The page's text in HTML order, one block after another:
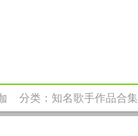
分类： 知名歌手作品合集